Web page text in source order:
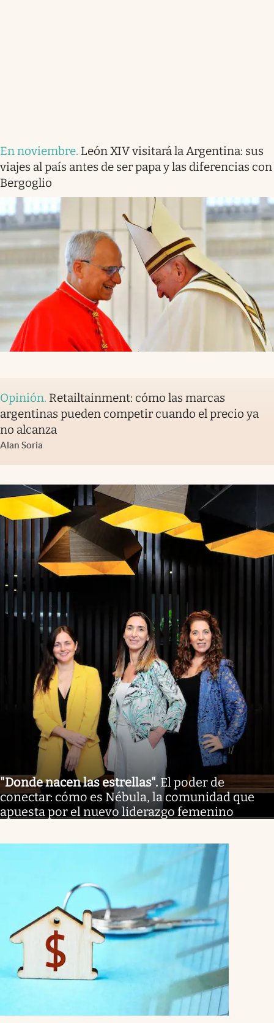
En noviembre. León XIV visitará la Argentina: sus
viajes al país antes de ser papa y las diferencias con
Bergoglio
Opinión. Retailtainment: cómo las marcas
argentinas pueden competir cuando el precio ya
no alcanza
Alan Soria
"Donde nacen las estrellas". El poder de
conectar: cómo es Nébula, la comunidad que
apuesta por el nuevo liderazgo femenino